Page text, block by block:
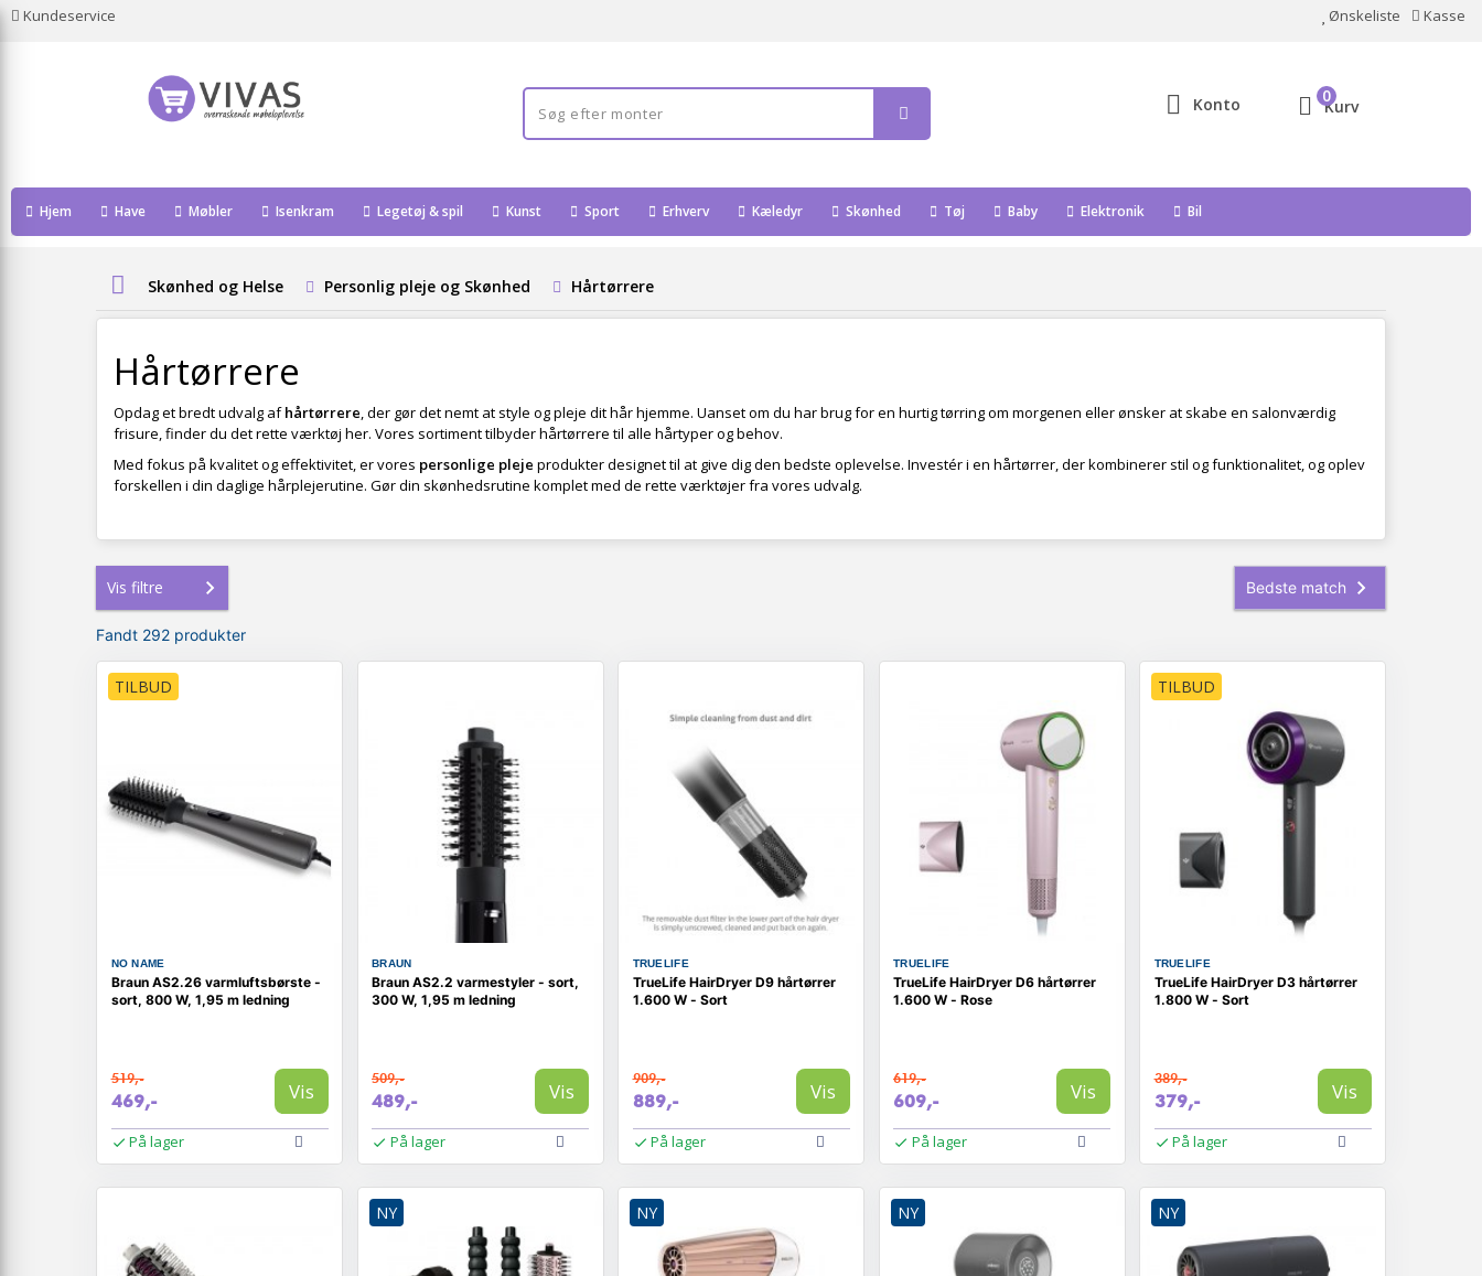
Kundeservice Ønskeliste Kasse
Konto Kurv
0
Hjem Have Møbler Isenkram Legetøj & spil Kunst Sport Erhverv Kæledyr Skønhed Tøj Baby Elektronik Bil
Skønhed og Helse Personlig pleje og Skønhed Hårtørrere
Hårtørrere
Opdag et bredt udvalg afhårtørrere, der gør det nemt at style og pleje dit hår hjemme. Uanset om du har brug for en hurtig tørring om morgenen eller ønsker at skabe en salonværdig
frisure, finder du det rette værktøj her. Vores sortiment tilbyder hårtørrere til alle hårtyper og behov.
Med fokus på kvalitet og effektivitet, er vores personlige pleje produkter designet til at give dig den bedste oplevelse. Investér i en hårtørrer, der kombinerer stil og funktionalitet, og oplev
forskellen i din daglige hårplejerutine. Gør din skønhedsrutine komplet med de rette værktøjer fra vores udvalg.
Vis filtre
Fandt 292 produkter
TILBUD
NO NAME
Braun AS2.26 varmluftsbørste -
sort, 800 W, 1,95 m ledning
519,-
469,- Vis
På lager
BRAUN
Braun AS2.2 varmestyler - sort,
300 W, 1,95 m ledning
509,-
489,- Vis
På lager
TRUELIFE
TrueLife HairDryer D9 hårtørrer
1.600 W - Sort
909,-
889,- Vis
På lager
TRUELIFE
TrueLife HairDryer D6 hårtørrer
1.600 W - Rose
619,-
609,- Vis
På lager
TILBUD
TRUELIFE
TrueLife HairDryer D3 hårtørrer
1.800 W - Sort
389,-
379,- Vis
På lager
NY NY NY NY